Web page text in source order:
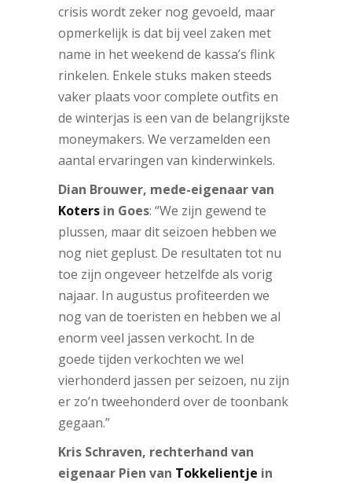
crisis wordt zeker nog gevoeld, maar
opmerkelijk is dat bij veel zaken met
name in het weekend de kassa’s flink
rinkelen. Enkele stuks maken steeds
vaker plaats voor complete outfits en
de winterjas is een van de belangrijkste
moneymakers. We verzamelden een
aantal ervaringen van kinderwinkels.
Dian Brouwer, mede-eigenaar van
Koters in Goes: “We zijn gewend te
plussen, maar dit seizoen hebben we
nog niet geplust. De resultaten tot nu
toe zijn ongeveer hetzelfde als vorig
najaar. In augustus profiteerden we
nog van de toeristen en hebben we al
enorm veel jassen verkocht. In de
goede tijden verkochten we wel
vierhonderd jassen per seizoen, nu zijn
er zo’n tweehonderd over de toonbank
gegaan.”
Kris Schraven, rechterhand van
eigenaar Pien van Tokkelientje in